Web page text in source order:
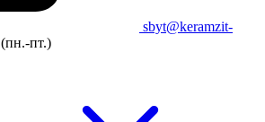
sbyt@keramzit-
(пн.-пт.)